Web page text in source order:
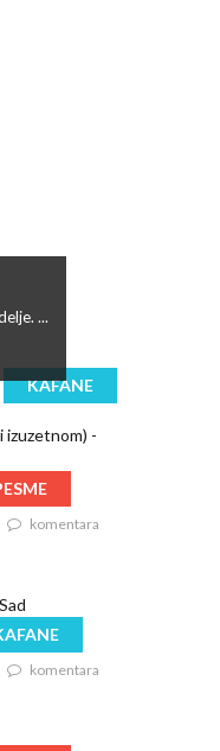
KAFANE
...
komentara
komentara